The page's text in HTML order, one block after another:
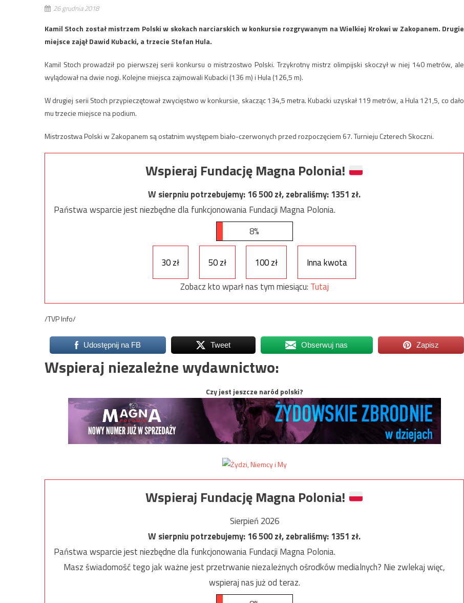
26 grudnia 2018
Kamil Stoch został mistrzem Polski w skokach narciarskich w konkursie rozgrywanym na Wielkiej Krokwi w Zakopanem. Drugie
miejsce zajął Dawid Kubacki, a trzecie Stefan Hula.
Kamil Stoch prowadził po pierwszej serii konkursu o mistrzostwo Polski. Trzykrotny mistrz olimpijski skoczył w niej 140 metrów, ale
wylądował na dwie nogi. Kolejne miejsca zajmowali Kubacki (136 m) i Hula (126,5 m).
W drugiej serii Stoch przypieczętował zwycięstwo w konkursie, skacząc 134,5 metra. Kubacki uzyskał 119 metrów, a Hula 121,5, co dało
mu trzecie miejsce na podium.
Mistrzostwa Polski w Zakopanem są ostatnim występem biało-czerwonych przed rozpoczęciem 67. Turnieju Czterech Skoczni.
Wspieraj Fundację Magna Polonia!
W sierpniu potrzebujemy:16 500zł, zebraliśmy:1351 zł.
Państwa wsparcie jest niezbędne dla funkcjonowania Fundacji Magna Polonia.
8%
30 zł 50 zł 100 zł
Inna kwota
Zobacz kto wparł nas tym miesiącu: Tutaj
/TVP Info/
Udostępnij na FB Tweet Obserwuj nas Zapisz
Wspieraj niezależne wydawnictwo:
Czy jest jeszcze naród polski?
Wspieraj Fundację Magna Polonia!
Sierpień 2026
W sierpniu potrzebujemy:16 500zł, zebraliśmy:1351 zł.
Państwa wsparcie jest niezbędne dla funkcjonowania Fundacji Magna Polonia.
Masz świadomość tego jak ważne jest przetrwanie niezależnych ośrodków medialnych? Nie zwlekaj więc,
wspieraj nas już od teraz.